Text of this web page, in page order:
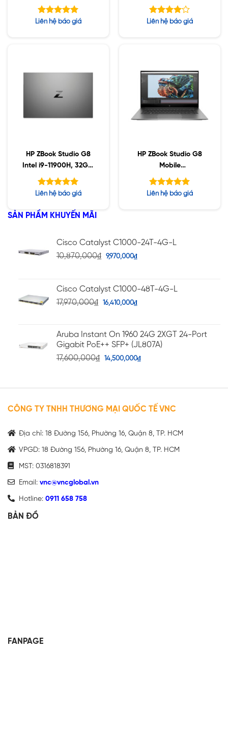
32GB, Nvidia RTX3070
8GB, 1TB SSD, 15.6″
FHD, Win10
Được xếp
Liên hệ báo giá
32GB, 1TB SSD, Nvidia
A3000 6GB, 17.3″ UHD,
Win10
Được
Liên hệ báo giá
HP ZBook Studio G8
Intel i9-11900H, 32GB,
Nvidia RTX3070 8GB,
Được xếp
5 sao
Liên hệ báo giá
HP ZBook Studio G8
Mobile
Workstation Intel i7-
512GB SSD,15.6 inch
Được xếp
Liên hệ báo giá
SẢN PHẨM KHUYẾN MÃI
Cisco Catalyst C1000-24T-4G-L
10,870,000₫ 9,970,000₫
Cisco Catalyst C1000-48T-4G-L
17,970,000₫ 16,410,000₫
Aruba Instant On 1960 24G 2XGT 24-Port
Gigabit PoE++ SFP+ (JL807A)
17,600,000₫ 14,500,000₫
CÔNG TY TNHH THƯƠNG MẠI QUỐC TẾ VNC
Địa chỉ: 18 Đường 156, Phường 16, Quận 8, TP. HCM
VPGD: 18 Đường 156, Phường 16, Quận 8, TP. HCM
MST: 0316818391
Email: vnc@vncglobal.vn
Hotline: 0911 658 758
BẢN ĐỒ
FANPAGE